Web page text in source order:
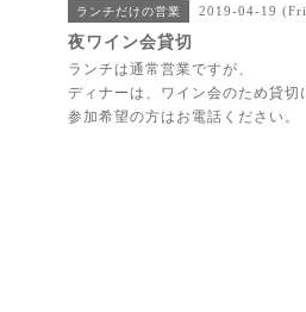
ランチだけの営業 2019-04-19
夜ワイン会貸切
ランチは通常営業ですが、
ディナーは、ワイン会のため貸切
参加希望の方はお電話ください。